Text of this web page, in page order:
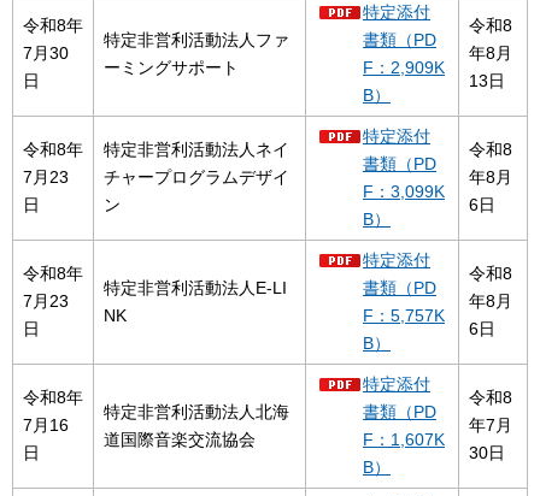
令和8年
7月30
日
特定非営利活動法人ファ
ーミングサポート
特定添付
書類（PD
F：2,909K
B）
令和8
年8月
13日
令和8年
7月23
日
特定非営利活動法人ネイ
チャープログラムデザイ
ン
特定添付
書類（PD
F：3,099K
B）
令和8
年8月
6日
令和8年
7月23
日
特定非営利活動法人E-LI
NK
特定添付
書類（PD
F：5,757K
B）
令和8
年8月
6日
令和8年
7月16
日
特定非営利活動法人北海
道国際音楽交流協会
特定添付
書類（PD
F：1,607K
B）
令和8
年7月
30日